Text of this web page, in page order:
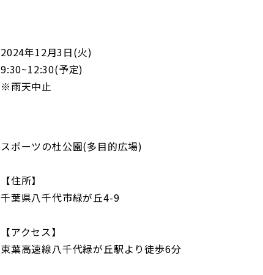
2024年12月3日(火)
9:30~12:30(予定)
※雨天中止
スポーツの杜公園(多目的広場)
【住所】
千葉県八千代市緑が丘4-9
【アクセス】
東葉高速線八千代緑が丘駅より徒歩6分